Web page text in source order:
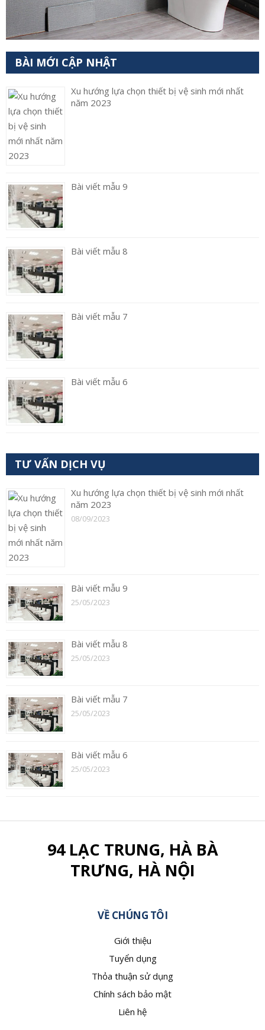
BÀI MỚI CẬP NHẬT
Xu hướng lựa chọn thiết bị vệ sinh mới nhất
năm 2023
Bài viết mẫu 9
Bài viết mẫu 8
Bài viết mẫu 7
Bài viết mẫu 6
TƯ VẤN DỊCH VỤ
Xu hướng lựa chọn thiết bị vệ sinh mới nhất
năm 2023
08/09/2023
Bài viết mẫu 9
25/05/2023
Bài viết mẫu 8
25/05/2023
Bài viết mẫu 7
25/05/2023
Bài viết mẫu 6
25/05/2023
94 LẠC TRUNG, HÀ BÀ
TRƯNG, HÀ NỘI
VỀ CHÚNG TÔI
Giới thiệu
Tuyển dụng
Thỏa thuận sử dụng
Chính sách bảo mật
Liên hệ